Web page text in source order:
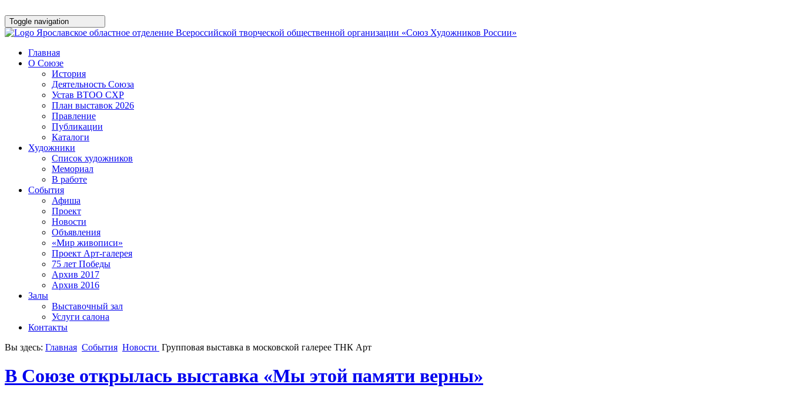
Toggle navigation
Ярославское областное отделение Всероссийской творческой общественной организации «Союз Художников России»
Главная
О Союзе
История
Деятельность Союза
Устав ВТОО СХР
План выставок 2026
Правление
Публикации
Каталоги
Художники
Список художников
Мемориал
В работе
События
Афишa
Проект
Новости
Объявления
«Мир живописи»
Проект Арт-галерея
75 лет Победы
Архив 2017
Архив 2016
Залы
Выставочный зал
Услуги салона
Контакты
Вы здесь: Главная События Новости Групповая выставка в московской галерее ТНК Арт
В Союзе открылась выставка «Мы этой памяти верны»